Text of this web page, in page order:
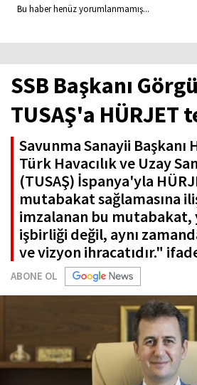
Bu haber henüz yorumlanmamış...
SSB Başkanı
TUSAŞ'a HÜRJET
Savunma Sanayii Başkanı
Türk Havacılık ve Uzay
(TUSAŞ) İspanya'yla
mutabakat sağlamasına
imzalanan bu mutabakat,
işbirliği değil, aynı
ve vizyon ihracatıdır."
ABONE OL